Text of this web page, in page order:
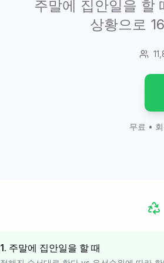
주말에 집안일을 할
상황으로
무료 •
1. 주말에 집안일을 할 때